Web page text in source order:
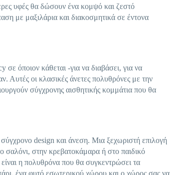
υφές θα δώσουν ένα κομψό και ζεστό
με μαξιλάρια και διακοσμητικά σε έντονα
όποιον κάθεται -για να διαβάσει, για να
Αυτές οι κλασικές άνετες πολυθρόνες με την
σύγχρονης αισθητικής κομμάτια που θα
design και άνεση. Μια ξεχωριστή επιλογή
σαλόνι, στην κρεβατοκάμαρα ή στο παιδικό
η πολυθρόνα που θα συγκεντρώσει τα
ένα φυτό εσωτερικού χώρου και ο χώρος σας να